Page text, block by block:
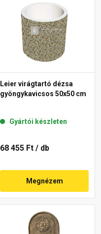
Leier virágtartó dézsa
gyöngykavicsos 50x50 cm
Gyártói készleten
68 455 Ft / db
Megnézem